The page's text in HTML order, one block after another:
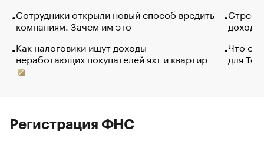
Сотрудники открыли новый способ вредить
компаниям. Зачем им это
Как налоговики ищут доходы
неработающих покупателей яхт и квартир
Что
для
Регистрация ФНС